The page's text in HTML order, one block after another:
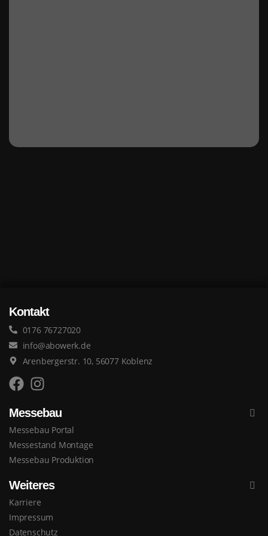
Kontakt
0176 76727020
info@abowerk.de
Arenbergerstr. 10, 56077 Koblenz
Messebau
Messebau Portal
Messestand Montage
Messebau Produktion
Weiteres
Karriere
Impressum
Datenschutz